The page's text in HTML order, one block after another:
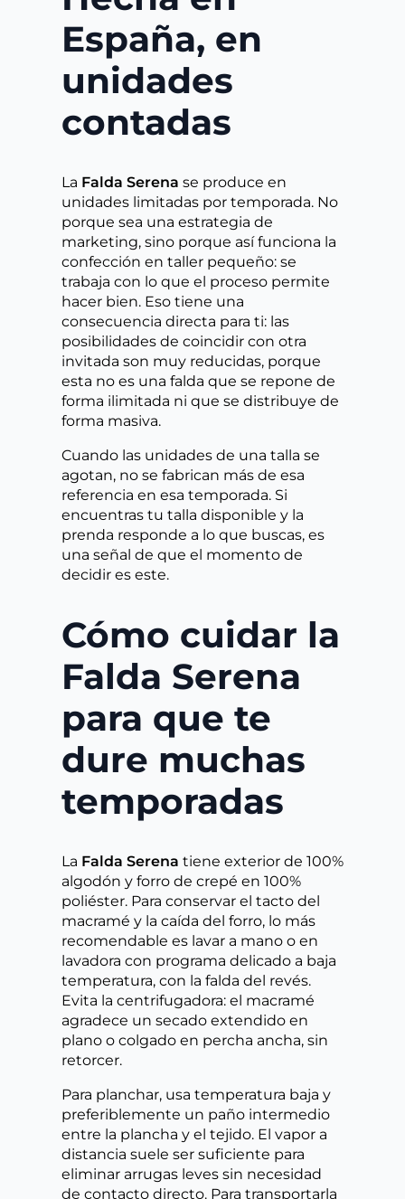
España, en
unidades
contadas
La Falda Serena se produce en
unidades limitadas por temporada. No
porque sea una estrategia de
marketing, sino porque así funciona la
confección en taller pequeño: se
trabaja con lo que el proceso permite
hacer bien. Eso tiene una
consecuencia directa para ti: las
posibilidades de coincidir con otra
invitada son muy reducidas, porque
esta no es una falda que se repone de
forma ilimitada ni que se distribuye de
forma masiva.
Cuando las unidades de una talla se
agotan, no se fabrican más de esa
referencia en esa temporada. Si
encuentras tu talla disponible y la
prenda responde a lo que buscas, es
una señal de que el momento de
decidir es este.
Cómo cuidar la
Falda Serena
para que te
dure muchas
temporadas
La Falda Serena tiene exterior de 100%
algodón y forro de crepé en 100%
poliéster. Para conservar el tacto del
macramé y la caída del forro, lo más
recomendable es lavar a mano o en
lavadora con programa delicado a baja
temperatura, con la falda del revés.
Evita la centrifugadora: el macramé
agradece un secado extendido en
plano o colgado en percha ancha, sin
retorcer.
Para planchar, usa temperatura baja y
preferiblemente un paño intermedio
entre la plancha y el tejido. El vapor a
distancia suele ser suficiente para
eliminar arrugas leves sin necesidad
de contacto directo. Para transportarla